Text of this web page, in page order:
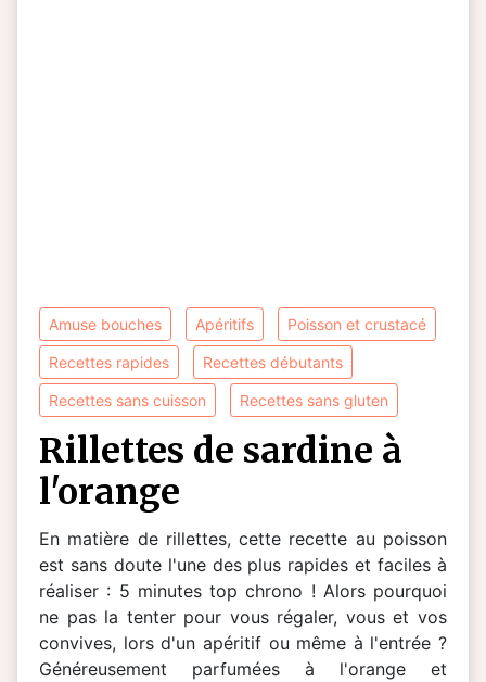
amuse bouches apéritifs poisson et crustacé
recettes rapides recettes débutants
recettes sans cuisson recettes sans gluten
rillettes de sardine à
l'orange
En matière de rillettes, cette recette au poisson
est sans doute l'une des plus rapides et faciles à
réaliser : 5 minutes top chrono ! Alors pourquoi
ne pas la tenter pour vous régaler, vous et vos
convives, lors d'un apéritif ou même à l'entrée ?
Généreusement parfumées à l'orange et